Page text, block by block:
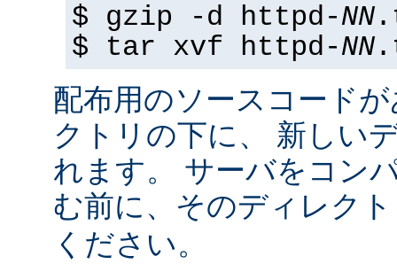
$ gzip -d httpd-NN
$ tar xvf httpd-NN
配布用のソースコード
クトリの下に、 新しい
れます。 サーバをコン
む前に、そのディレク
ください。